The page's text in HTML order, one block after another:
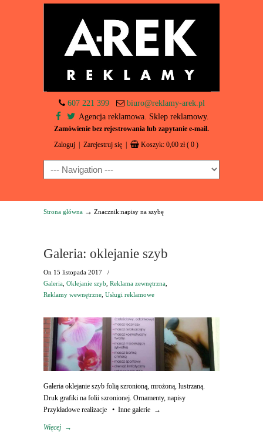
607 221 399
biuro@reklamy-arek.pl
Agencja reklamowa. Sklep reklamowy.
Zamówienie bez rejestrowania lub zapytanie e-mail.
Zaloguj Zarejestruj się Koszyk: 0,00 zł ( 0 )
Navigation
Strona główna → Znacznik:napisy na szybę
Galeria: oklejanie szyb
On 15 listopada 2017
/
Galeria Oklejanie szyb Reklama zewnętrzna
Reklamy wewnętrzne Usługi reklamowe
Galeria oklejanie szyb folią szronioną, mrożoną, lustrzaną.
Druk grafiki na folii szronionej. Ornamenty, napisy
Przykładowe realizacje • Inne galerie →
Więcej →